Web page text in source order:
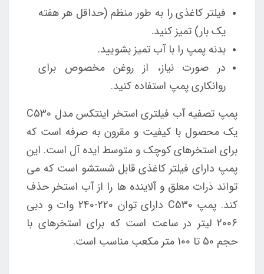
فیلتر کاغذی را به طور منظم (حداقل هر هفته
یک بار) تمیز کنید.
بدنه پمپ را با آب تمیز بشویید.
در صورت نیاز، از روغن مخصوص برای
روانکاری پمپ استفاده کنید.
پمپ تصفیه آب فیلتری استخر اینتکس مدل C530
یک محصول با کیفیت و مقرون به صرفه است که
برای استخرهای کوچک و متوسط ایده آل است. این
پمپ دارای فیلتر کاغذی قابل شستشو است که می
تواند ذرات معلق و آلاینده ها را از آب استخر حذف
کند. پمپ C530 دارای توان 220-240 وات و دبی
2006 لیتر در ساعت است که برای استخرهای با
حجم 50 تا 100 متر مکعب مناسب است.